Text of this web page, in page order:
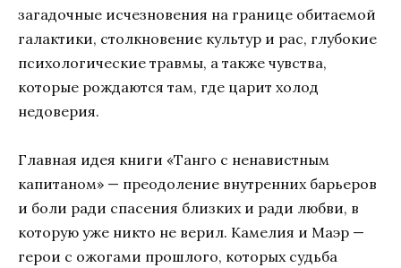
загадочные исчезновения на границе обитаемой
галактики, столкновение культур и рас, глубокие
психологические травмы, а также чувства,
которые рождаются там, где царит холод
недоверия.
Главная идея книги «Танго с ненавистным
капитаном» — преодоление внутренних барьеров
и боли ради спасения близких и ради любви, в
которую уже никто не верил. Камелия и Маэр —
герои с ожогами прошлого, которых судьба